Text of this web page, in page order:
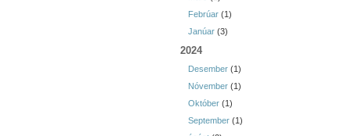
Febrúar (1)
Janúar (3)
2024
Desember (1)
Nóvember (1)
Október (1)
September (1)